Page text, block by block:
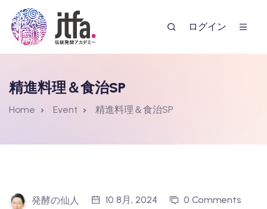
ログイン
精進料理＆食治SP
Home Event 精進料理＆食治SP
発酵の仙人 10 8月, 2024 0 Comments